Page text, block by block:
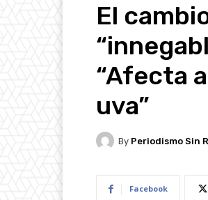
El
“Afecta
uva”
By Periodismo Sin
Facebook